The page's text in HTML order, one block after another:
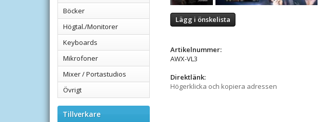
Böcker
Högtal./Monitorer
Keyboards
Mikrofoner
Mixer / Portastudios
Övrigt
Tillverkare
Lägg i önskelista
Artikelnummer:
AWX-VL3
Direktlänk:
Högerklicka och kopiera adressen